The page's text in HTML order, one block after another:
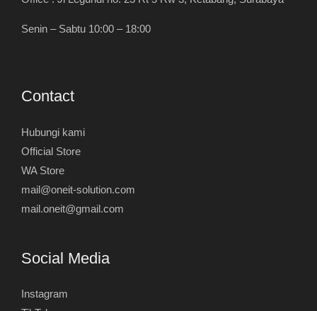
Senin – Sabtu 10:00 – 18:00
Contact
Hubungi kami
Official Store
WA Store
mail@oneit-solution.com
mail.oneit@gmail.com
Social Media
Instagram